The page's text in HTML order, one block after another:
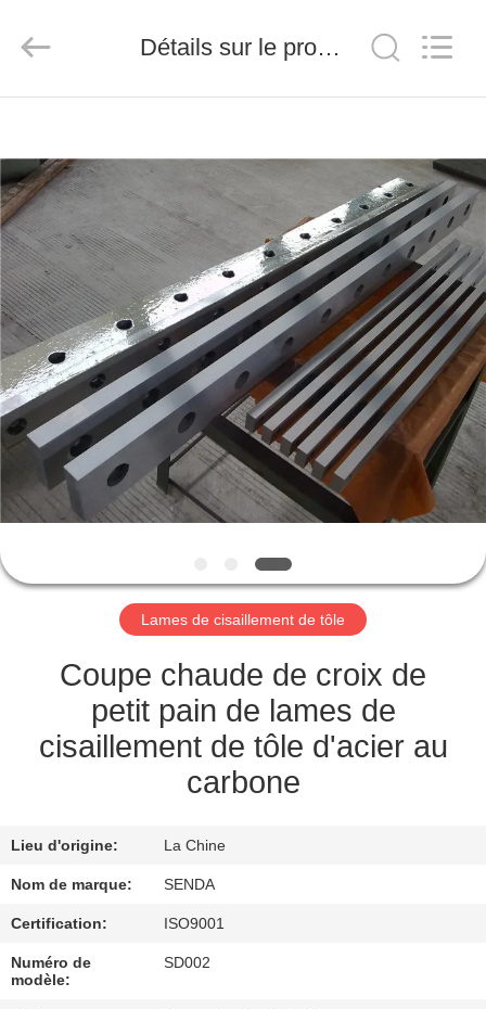
LA
MAISON
PRODUITS
VIDÉOS
À
PROPOS
NOUS
VISITE
CONTRÔLE
DE
NOUVELLES
LES
AFFAIRES
Co.，
Reserved.
Détails sur le produit
Lames de cisaillement de tôle
Coupe chaude de croix de
petit pain de lames de
cisaillement de tôle d'acier au
carbone
Lieu d'origine: La Chine
Nom de marque: SENDA
Certification: ISO9001
Numéro de
modèle:
SD002